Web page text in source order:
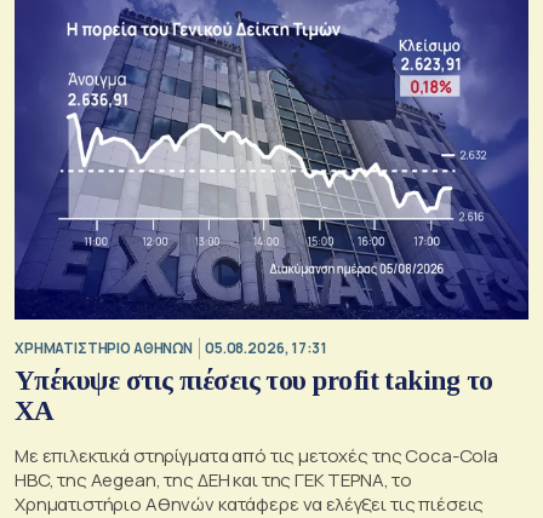
XΡΗΜΑΤΙΣΤΗΡΙΟ ΑΘΗΝΩΝ 05.08.2026, 17:31
Υπέκυψε στις πιέσεις του profit taking το
ΧΑ
Με επιλεκτικά στηρίγματα από τις μετοχές της Coca-Cola
HBC, της Aegean, της ΔΕΗ και της ΓΕΚ ΤΕΡΝΑ, το
Χρηματιστήριο Αθηνών κατάφερε να ελέγξει τις πιέσεις